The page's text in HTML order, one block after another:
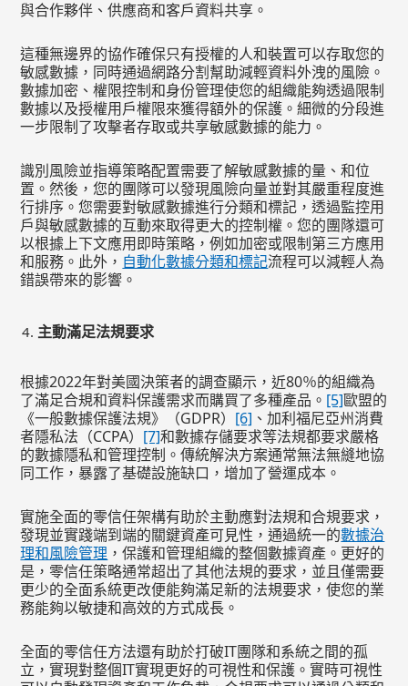
與合作夥伴、供應商和客戶資料共享。
這種無邊界的協作確保只有授權的人和裝置可以存取您的
敏感數據，同時通過網路分割幫助減輕資料外洩的風險。
數據加密、權限控制和身份管理使您的組織能夠透過限制
數據以及授權用戶權限來獲得額外的保護。細微的分段進
一步限制了攻擊者存取或共享敏感數據的能力。
識別風險並指導策略配置需要了解敏感數據的量、和位
置。然後，您的團隊可以發現風險向量並對其嚴重程度進
行排序。您需要對敏感數據進行分類和標記，透過監控用
戶與敏感數據的互動來取得更大的控制權。您的團隊還可
以根據上下文應用即時策略，例如加密或限制第三方應用
和服務。此外， 自動化數據分類和標記流程可以減輕人為
錯誤帶來的影響。
主動滿足法規要求
根據2022年對美國決策者的調查顯示，近80％的組織為
了滿足合規和資料保護需求而購買了多種產品。 [5]歐盟的
《一般數據保護法規》（GDPR） [6] 、加利福尼亞州消費
者隱私法（CCPA） [7]和數據存儲要求等法規都要求嚴格
的數據隱私和管理控制。傳統解決方案通常無法無縫地協
同工作，暴露了基礎設施缺口，增加了營運成本。
實施全面的零信任架構有助於主動應對法規和合規要求，
發現並實踐端到端的關鍵資產可見性，通過統一的數據治
理和風險管理 ，保護和管理組織的整個數據資產。更好的
是，零信任策略通常超出了其他法規的要求，並且僅需要
更少的全面系統更改便能夠滿足新的法規要求，使您的業
務能夠以敏捷和高效的方式成長。
全面的零信任方法還有助於打破IT團隊和系統之間的孤
立，實現對整個IT實現更好的可視性和保護。實時可視性